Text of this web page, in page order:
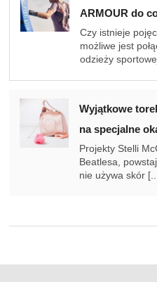
ARMOUR do
Czy istnieje
możliwe jest
odzieży
Wyjątkowe
na specjalne
Projekty Stelli
Beatlesa,
nie używa skór